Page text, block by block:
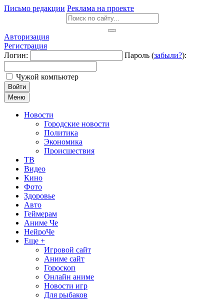
Письмо редакции Реклама на проекте
Авторизация
Регистрация
Логин:
Пароль (забыли?):
Чужой компьютер
Войти
Меню
Новости
Городские новости
Политика
Экономика
Происшествия
ТВ
Видео
Кино
Фото
Здоровье
Авто
Геймерам
Аниме Че
НейроЧе
Еще +
Игровой сайт
Аниме сайт
Гороскоп
Онлайн аниме
Новости игр
Для рыбаков